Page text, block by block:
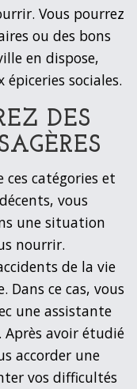
Vous pourrez
ou des bons
en dispose,
sociales.
DES
ces catégories et
vous
une situation
nourrir.
de la vie
ce cas, vous
une assistante
Après avoir étudié
accorder une
vos difficultés